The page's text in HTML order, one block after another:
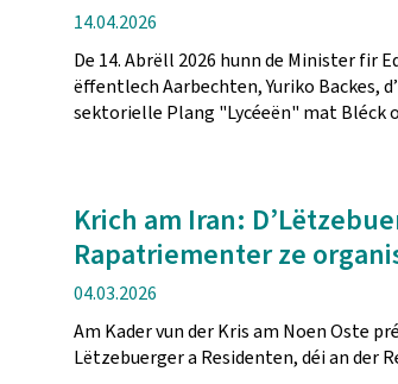
Verëffentlechungsdatum
14.04.2026
De 14. Abrëll 2026 hunn de Minister fir
ëffentlech Aarbechten, Yuriko Backes,
sektorielle Plang "Lycéeën" mat Bléck
Krich am Iran:
Rapatriementer ze
Verëffentlechungsdatum
04.03.2026
Am Kader vun der Kris am Noen Oste
Lëtzebuerger a Residenten, déi an der